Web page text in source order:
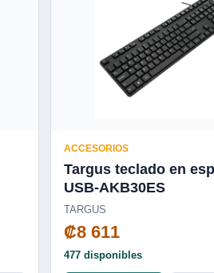
ACCESORIOS
Targus teclado en
USB-AKB30ES
TARGUS
₡8 611
477 disponibles